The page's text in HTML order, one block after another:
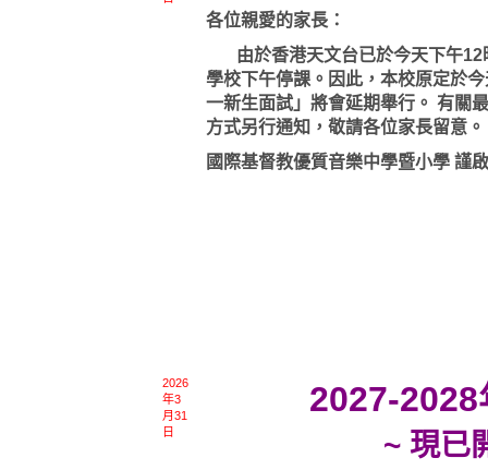
各位親愛的家長：
由於香港天文台已於今天下午12
學校下午停課。因此，本校原定於
一新生面試」將會延期舉行。 有關
方式另行通知，敬請各位家長留意
國際基督教優質音樂中學暨小學 謹啟
2026
年3
月31
日
2027-
~ 現已